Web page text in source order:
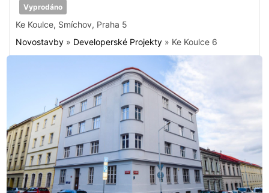
Vyprodáno
Ke Koulce, Smíchov, Praha 5
Novostavby » Developerské Projekty » Ke Koulce 6